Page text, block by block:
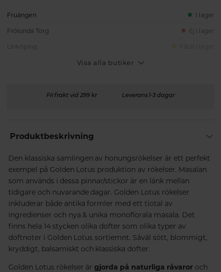
Fruängen I lager
Frölunda Torg Ej i lager
Visa alla butiker
Fri frakt vid 299 kr Leverans 1-3 dagar
Produktbeskrivning
Den klassiska samlingen av honungsrökelser är ett perfekt
exempel på Golden Lotus produktion av rökelser. Masalan
som används i dessa pinnar/stickor är en länk mellan
tidigare och nuvarande dagar. Golden Lotus rökelser
inkluderar både antika formler med ett tiotal av
ingredienser och nya & unika monoflorala masala. Det
finns hela 14 stycken olika dofter som olika typer av
doftnoter i Golden Lotus sortiemnt. Såväl sött, blommigt,
kryddigt, balsamiskt och klassiska dofter.
Golden Lotus rökelser ärgjorda på naturliga råvaror och